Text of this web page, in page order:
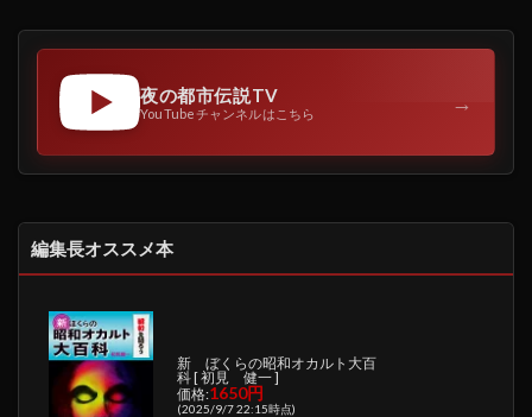
夜の都市伝説TV
YouTubeチャンネルはこちら →
編集長オススメ本
新 ぼくらの昭和オカルト大百
科 [ 初見 健一 ]
価格:1650円
(2025/9/7 22:15時点)